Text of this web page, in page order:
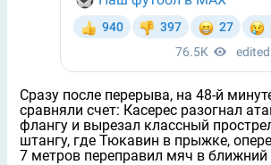
Сразу после перерыва, на 48-й
сравняли счет: Касерес разогнал
флангу и вырезал классный
штангу, где Тюкавин в прыжке,
7 метров переправил мяч в ближний